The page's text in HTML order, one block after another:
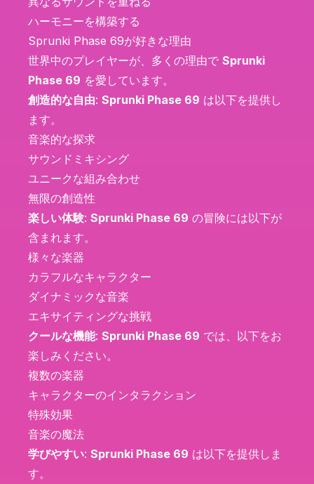
ハーモニーを構築する
Sprunki Phase 69が好きな理由
世界中のプレイヤーが、多くの理由で Sprunki
Phase 69 を愛しています。
創造的な自由: Sprunki Phase 69 は以下を提供し
ます。
音楽的な探求
サウンドミキシング
ユニークな組み合わせ
無限の創造性
楽しい体験: Sprunki Phase 69 の冒険には以下が
含まれます。
様々な楽器
カラフルなキャラクター
ダイナミックな音楽
エキサイティングな挑戦
クールな機能: Sprunki Phase 69 では、以下をお
楽しみください。
複数の楽器
キャラクターのインタラクション
特殊効果
音楽の魔法
学びやすい: Sprunki Phase 69 は以下を提供しま
す。